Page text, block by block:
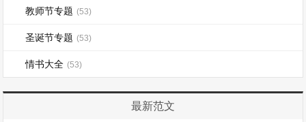
教师节专题 (53)
圣诞节专题 (53)
情书大全 (53)
最新范文